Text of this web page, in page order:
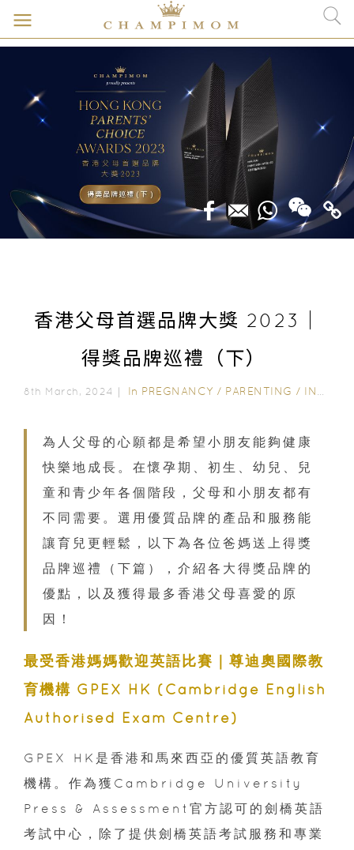
香港父母首選品牌大獎 2023｜
得獎品牌巡禮（下）
8th March, 2024｜ In PREGNANCY / PARENTING / INSPIRATION & LIFESTYLE
為人父母的心願都是希望小朋友能夠健康
快樂地成長。在懷孕期、初生、幼兒、兒
童和青少年各個階段，父母和小朋友都有
不同需要。選用優質品牌的產品和服務能
讓育兒更輕鬆，以下為各位爸媽送上得獎
品牌巡禮（下篇），介紹各大得獎品牌的
優點，以及獲得最多香港父母喜愛的原
因！
最受香港媽媽歡迎英語比賽｜尊迪奧國際教
育機構 GPEX HK (Cambridge English
Authorised Exam Centre)
GPEX HK是香港和馬來西亞的優質英語教育
機構。作為獲Cambridge University
Press & Assessment官方認可的劍橋英語
考試中心，除了提供劍橋英語考試服務和專業